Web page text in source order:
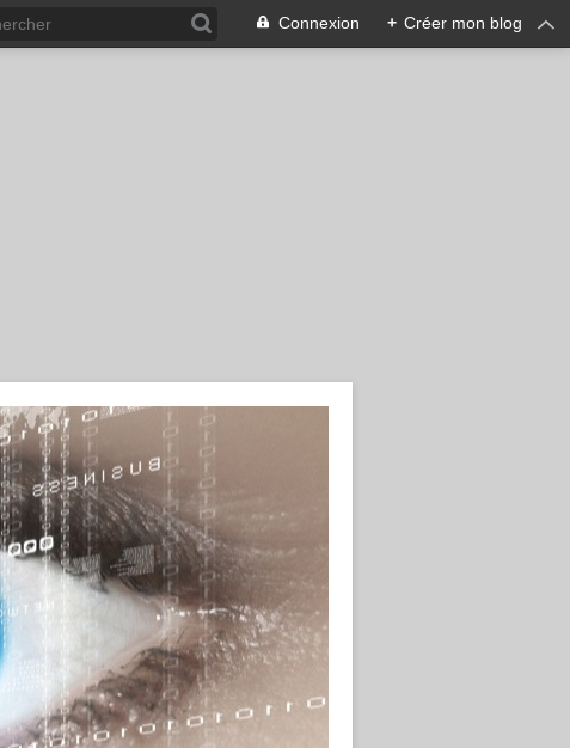
Connexion + Créer mon blog